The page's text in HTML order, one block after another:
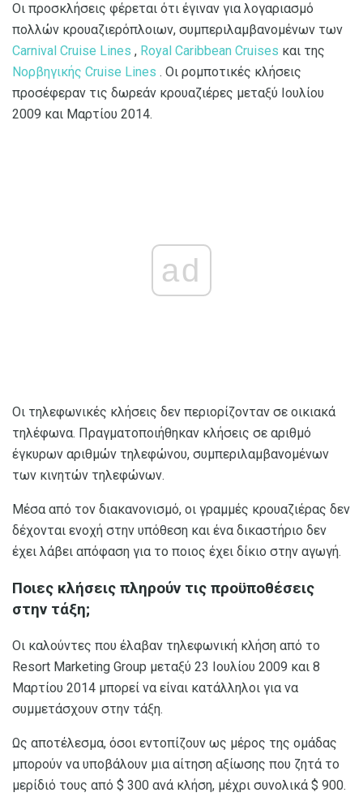
Οι προσκλήσεις φέρεται ότι έγιναν για λογαριασμό
πολλών κρουαζιερόπλοιων, συμπεριλαμβανομένων των
Carnival Cruise Lines , Royal Caribbean Cruises και της
Νορβηγικής Cruise Lines . Οι ρομποτικές κλήσεις
προσέφεραν τις δωρεάν κρουαζιέρες μεταξύ Ιουλίου
2009 και Μαρτίου 2014.
ad
Οι τηλεφωνικές κλήσεις δεν περιορίζονταν σε οικιακά
τηλέφωνα. Πραγματοποιήθηκαν κλήσεις σε αριθμό
έγκυρων αριθμών τηλεφώνου, συμπεριλαμβανομένων
των κινητών τηλεφώνων.
Μέσα από τον διακανονισμό, οι γραμμές κρουαζιέρας δεν
δέχονται ενοχή στην υπόθεση και ένα δικαστήριο δεν
έχει λάβει απόφαση για το ποιος έχει δίκιο στην αγωγή.
Ποιες κλήσεις πληρούν τις προϋποθέσεις
στην τάξη;
Οι καλούντες που έλαβαν τηλεφωνική κλήση από το
Resort Marketing Group μεταξύ 23 Ιουλίου 2009 και 8
Μαρτίου 2014 μπορεί να είναι κατάλληλοι για να
συμμετάσχουν στην τάξη.
Ως αποτέλεσμα, όσοι εντοπίζουν ως μέρος της ομάδας
μπορούν να υποβάλουν μια αίτηση αξίωσης που ζητά το
μερίδιό τους από $ 300 ανά κλήση, μέχρι συνολικά $ 900.